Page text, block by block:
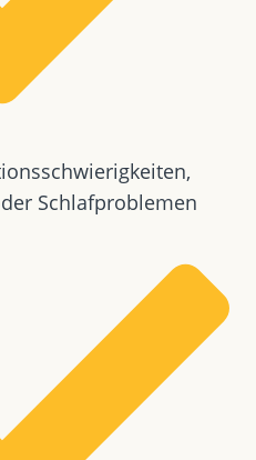
Schlafproblemen